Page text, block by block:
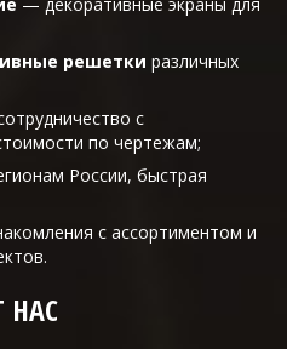
решетки различных
с
по чертежам;
России, быстрая
с ассортиментом и
НАС